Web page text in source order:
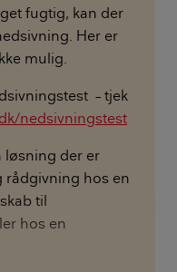
fugtig, kan der
Her er
mulig.
– tjek
nedsivningstest
løsning der er
rådgivning hos en
til
hos en